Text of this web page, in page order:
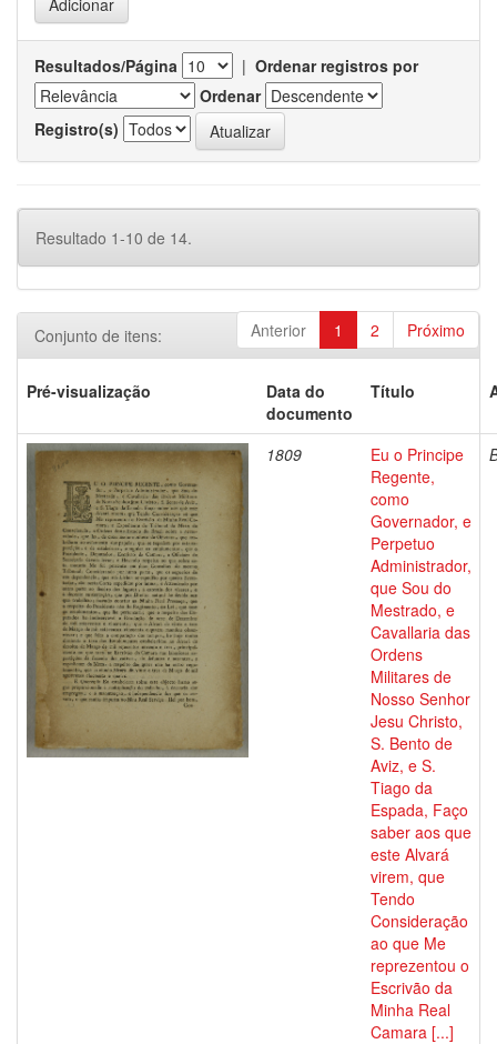
Resultados/Página | Ordenar registros por
Ordenar
Registro(s)
Resultado 1-10 de 14.
Anterior 1 2 Próximo
Conjunto de itens:
Pré-visualização
Data do
documento
Título
1809
Eu o Principe
Regente,
como
Governador, e
Perpetuo
Administrador,
que Sou do
Mestrado, e
Cavallaria das
Ordens
Militares de
Nosso Senhor
Jesu Christo,
S. Bento de
Aviz, e S.
Tiago da
Espada, Faço
saber aos que
este Alvará
virem, que
Tendo
Consideração
ao que Me
reprezentou o
Escrivão da
Minha Real
Camara [...]